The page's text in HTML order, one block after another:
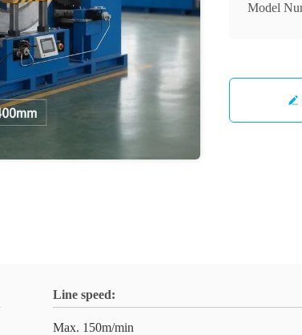
Model
Line speed:
Max. 150m/min